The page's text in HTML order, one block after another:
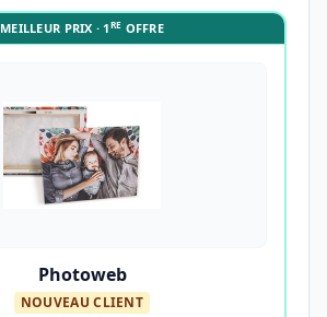
MEILLEUR PRIX · 1RE OFFRE
Photoweb
NOUVEAU CLIENT